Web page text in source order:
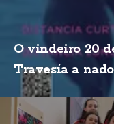
O vindeiro 20
Travesía a